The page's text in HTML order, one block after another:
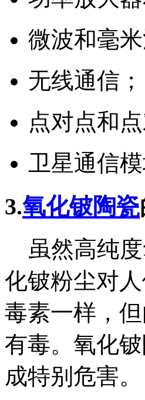
微波和毫
无线通信；
点对点和
卫星通信模
3.氧化铍陶瓷
虽然高纯度
化铍粉尘对
毒素一样，
有毒。氧化
成特别危害。